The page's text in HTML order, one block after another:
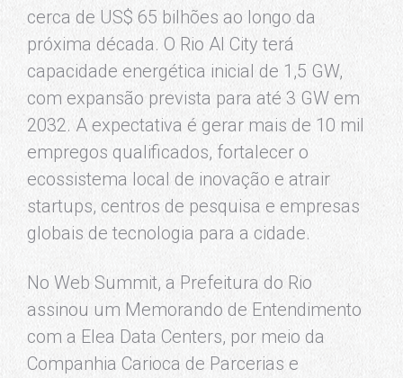
cerca de US$ 65 bilhões ao longo da
próxima década. O Rio AI City terá
capacidade energética inicial de 1,5 GW,
com expansão prevista para até 3 GW em
2032. A expectativa é gerar mais de 10 mil
empregos qualificados, fortalecer o
ecossistema local de inovação e atrair
startups, centros de pesquisa e empresas
globais de tecnologia para a cidade.
No Web Summit, a Prefeitura do Rio
assinou um Memorando de Entendimento
com a Elea Data Centers, por meio da
Companhia Carioca de Parcerias e